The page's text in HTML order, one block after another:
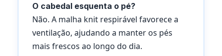
O cabedal esquenta o pé?
Não. A malha knit respirável favorece a
ventilação, ajudando a manter os pés
mais frescos ao longo do dia.